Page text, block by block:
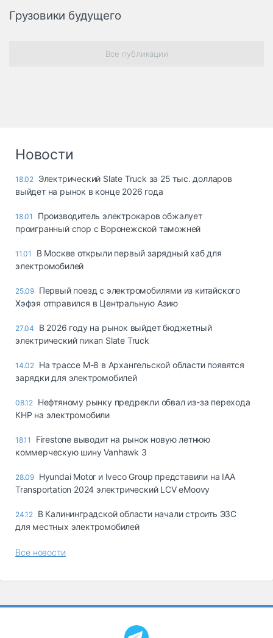
Грузовики будущего
Все публикации
Новости
18.02 Электрический Slate Truck за 25 тыс. долларов
выйдет на рынок в конце 2026 года
18.01
Производитель электрокаров обжалует
проигранный спор с Воронежской таможней
11.01
В Москве открыли первый зарядный хаб для
электромобилей
25.09 Первый поезд с электромобилями из китайского
Хэфэя отправился в Центральную Азию
27.04
В 2026 году на рынок выйдет бюджетный
электрический пикап Slate Truck
14.02 На трассе М-8 в Архангельской области появятся
зарядки для электромобилей
08.12 Нефтяному рынку предрекли обвал из-за перехода
КНР на электромобили
18.11
Firestone выводит на рынок новую летнюю
коммерческую шину Vanhawk 3
28.09 Hyundai Motor и Iveco Group представили на IAA
Transportation 2024 электрический LCV eMoovy
24.12 В Калининградской области начали строить ЭЗС
для местных электромобилей
Все новости